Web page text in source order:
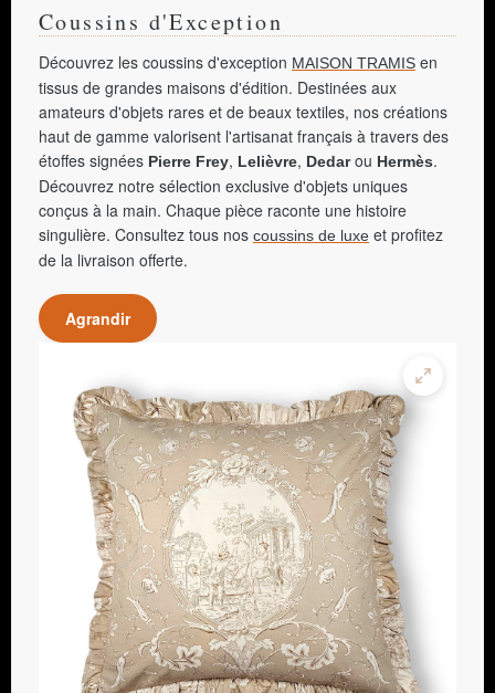
Coussins d'Exception
Découvrez les coussins d'exception MAISON TRAMIS en
tissus de grandes maisons d'édition. Destinées aux
amateurs d'objets rares et de beaux textiles, nos créations
haut de gamme valorisent l'artisanat français à travers des
étoffes signées Pierre Frey, Lelièvre, Dedarou Hermès.
Découvrez notre sélection exclusive d'objets uniques
conçus à la main. Chaque pièce raconte une histoire
singulière. Consultez tous nos coussins de luxe et profitez
de la livraison offerte.
Agrandir